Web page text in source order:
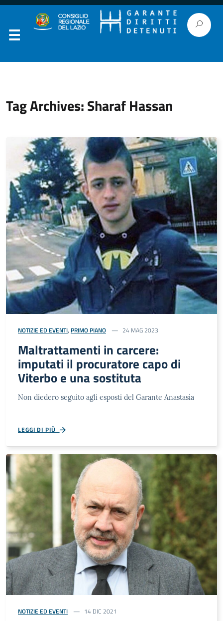
Tag Archives: Sharaf Hassan
NOTIZIE ED EVENTI, PRIMO PIANO 24 MAG 2023
Maltrattamenti in carcere:
imputati il procuratore capo di
Viterbo e una sostituta
Non diedero seguito agli esposti del Garante Anastasìa
LEGGI DI PIÙ
NOTIZIE ED EVENTI 14 DIC 2021